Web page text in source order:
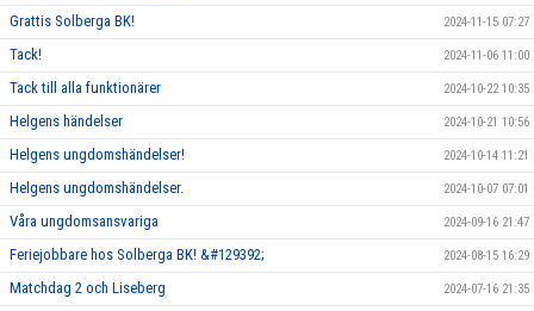
Grattis Solberga BK! 2024-11-15 07:27
Tack! 2024-11-06 11:00
Tack till alla funktionärer 2024-10-22 10:35
Helgens händelser 2024-10-21 10:56
Helgens ungdomshändelser! 2024-10-14 11:21
Helgens ungdomshändelser. 2024-10-07 07:01
Våra ungdomsansvariga 2024-09-16 21:47
Feriejobbare hos Solberga BK! &#129392; 2024-08-15 16:29
Matchdag 2 och Liseberg 2024-07-16 21:35